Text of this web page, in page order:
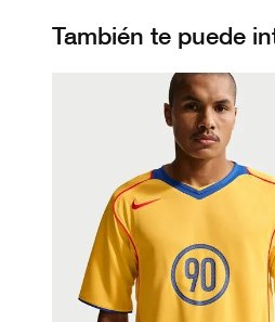
También te puede